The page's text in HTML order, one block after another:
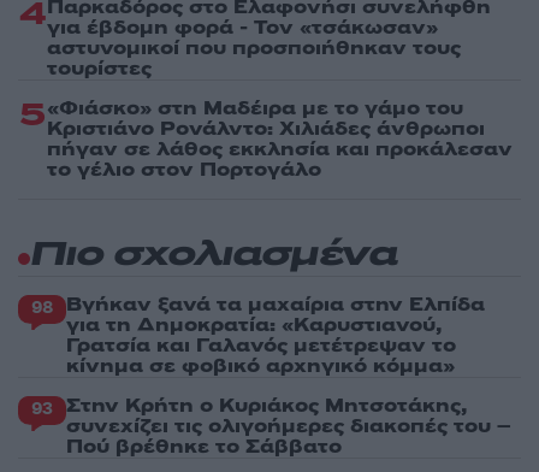
4Παρκαδόρος στο Ελαφονήσι συνελήφθη
για έβδομη φορά - Τον «τσάκωσαν»
αστυνομικοί που προσποιήθηκαν τους
τουρίστες
5«Φιάσκο» στη Μαδέιρα με το γάμο του
Κριστιάνο Ρονάλντο: Χιλιάδες άνθρωποι
πήγαν σε λάθος εκκλησία και προκάλεσαν
το γέλιο στον Πορτογάλο
Πιο σχολιασμένα
98 Βγήκαν ξανά τα μαχαίρια στην Ελπίδα
για τη Δημοκρατία: «Καρυστιανού,
Γρατσία και Γαλανός μετέτρεψαν το
κίνημα σε φοβικό αρχηγικό κόμμα»
93 Στην Κρήτη ο Κυριάκος Μητσοτάκης,
συνεχίζει τις ολιγοήμερες διακοπές του –
Πού βρέθηκε το Σάββατο